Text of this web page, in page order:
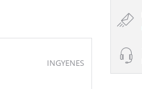
INGYENES